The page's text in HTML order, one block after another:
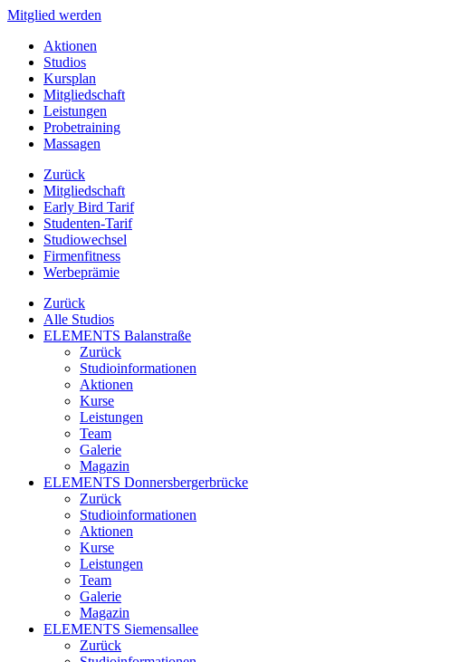
Mitglied werden
Aktionen
Studios
Kursplan
Mitgliedschaft
Leistungen
Probetraining
Massagen
Zurück
Mitgliedschaft
Early Bird Tarif
Studenten-Tarif
Studiowechsel
Firmenfitness
Werbeprämie
Zurück
Alle Studios
ELEMENTS Balanstraße
Zurück
Studioinformationen
Aktionen
Kurse
Leistungen
Team
Galerie
Magazin
ELEMENTS Donnersbergerbrücke
Zurück
Studioinformationen
Aktionen
Kurse
Leistungen
Team
Galerie
Magazin
ELEMENTS Siemensallee
Zurück